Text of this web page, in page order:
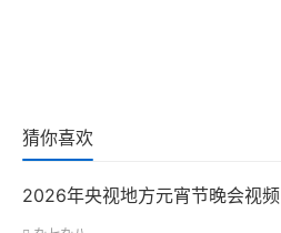
猜你喜欢
2026年央视地方元宵节晚会视频